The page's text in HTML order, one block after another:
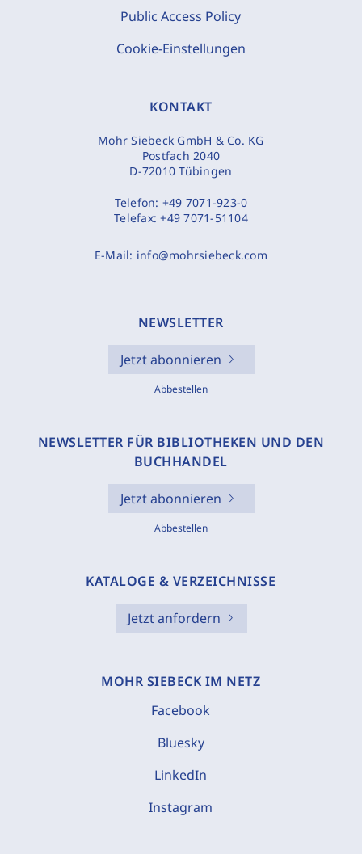
Public Access Policy
Cookie-Einstellungen
KONTAKT
Mohr Siebeck GmbH & Co. KG
Postfach 2040
D-72010 Tübingen
Telefon: +49 7071-923-0
Telefax:+49 7071-51104
E-Mail: info@mohrsiebeck.com
NEWSLETTER
Jetzt abonnieren
Abbestellen
NEWSLETTER FÜR BIBLIOTHEKEN UND DEN
BUCHHANDEL
Jetzt abonnieren
Abbestellen
KATALOGE & VERZEICHNISSE
Jetzt anfordern
MOHR SIEBECK IM NETZ
Facebook
Bluesky
LinkedIn
Instagram